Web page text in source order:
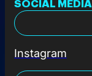
Instagram